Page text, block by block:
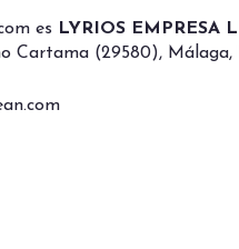
es LYRIOS EMPRESA
Cartama (29580), Málaga,